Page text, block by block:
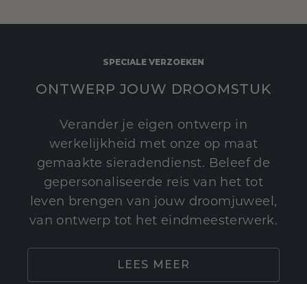
SPECIALE VERZOEKEN
ONTWERP JOUW DROOMSTUK
Verander je eigen ontwerp in
werkelijkheid met onze op maat
gemaakte sieradendienst. Beleef de
gepersonaliseerde reis van het tot
leven brengen van jouw droomjuweel,
van ontwerp tot het eindmeesterwerk.
LEES MEER